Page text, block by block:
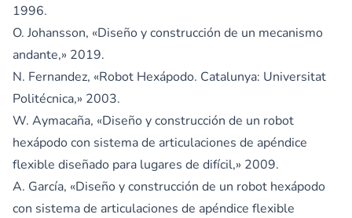
1996.
O. Johansson, «Diseño y construcción de un mecanismo
andante,» 2019.
N. Fernandez, «Robot Hexápodo. Catalunya: Universitat
Politécnica,» 2003.
W. Aymacaña, «Diseño y construcción de un robot
hexápodo con sistema de articulaciones de apéndice
flexible diseñado para lugares de difícil,» 2009.
A. García, «Diseño y construcción de un robot hexápodo
con sistema de articulaciones de apéndice flexible